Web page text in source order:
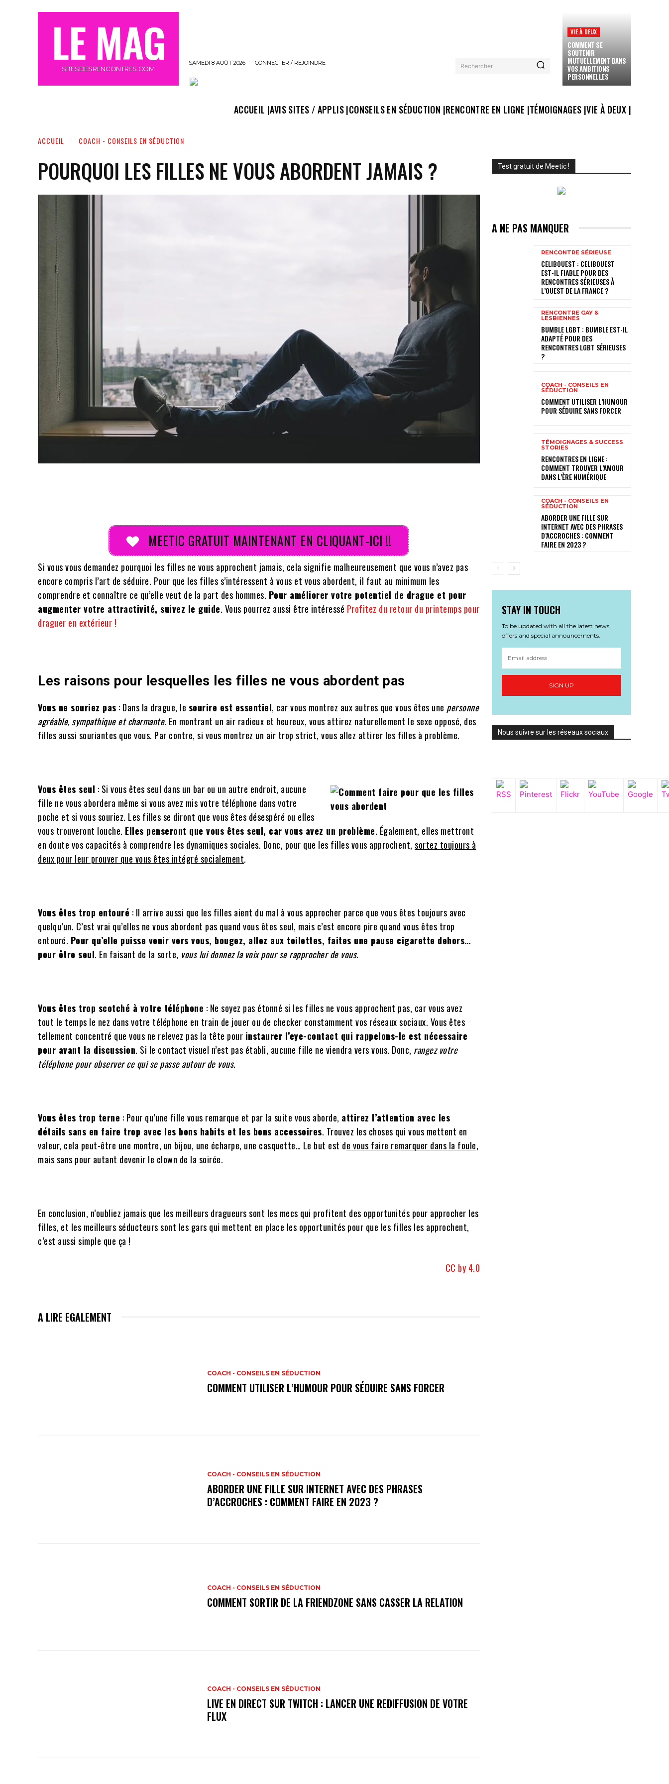
LE MAG
SITESDESRENCONTRES.COM
SAMEDI 8 AOÛT 2026 CONNECTER / REJOINDRE Rechercher
VIE À DEUX
COMMENT SE
SOUTENIR
MUTUELLEMENT DANS
VOS AMBITIONS
PERSONNELLES
ACCUEIL |AVIS SITES / APPLIS |CONSEILS EN SÉDUCTION |RENCONTRE EN LIGNE |TÉMOIGNAGES |VIE À DEUX |
ACCUEIL COACH - CONSEILS EN SÉDUCTION
POURQUOI LES FILLES NE VOUS ABORDENT JAMAIS ?
MEETIC GRATUIT MAINTENANT EN CLIQUANT-ICI !!
Si vous vous demandez pourquoi les filles ne vous approchent jamais, cela signifie malheureusement que vous n’avez pas
encore compris l’art de séduire. Pour que les filles s’intéressent à vous et vous abordent, il faut au minimum les
comprendre et connaître ce qu’elle veut de la part des hommes. Pour améliorer votre potentiel de drague et pour
augmenter votre attractivité, suivez le guide. Vous pourrez aussi être intéressé Profitez du retour du printemps pour
draguer en extérieur !
Les raisons pour lesquelles les filles ne vous abordent pas
Vous ne souriez pas : Dans la drague, le sourire est essentiel, car vous montrez aux autres que vous êtes une personne
agréable, sympathique et charmante. En montrant un air radieux et heureux, vous attirez naturellement le sexe opposé, des
filles aussi souriantes que vous. Par contre, si vous montrez un air trop strict, vous allez attirer les filles à problème.
Vous êtes seul : Si vous êtes seul dans un bar ou un autre endroit, aucune
fille ne vous abordera même si vous avez mis votre téléphone dans votre
poche et si vous souriez. Les filles se diront que vous êtes désespéré ou elles
vous trouveront louche. Elles penseront que vous êtes seul, car vous avez un problème. Également, elles mettront
en doute vos capacités à comprendre les dynamiques sociales. Donc, pour que les filles vous approchent, sortez toujours à
deux pour leur prouver que vous êtes intégré socialement.
Vous êtes trop entouré : Il arrive aussi que les filles aient du mal à vous approcher parce que vous êtes toujours avec
quelqu’un. C’est vrai qu’elles ne vous abordent pas quand vous êtes seul, mais c’est encore pire quand vous êtes trop
entouré. Pour qu’elle puisse venir vers vous, bougez, allez aux toilettes, faites une pause cigarette dehors…
pour être seul. En faisant de la sorte, vous lui donnez la voix pour se rapprocher de vous.
Vous êtes trop scotché à votre téléphone : Ne soyez pas étonné si les filles ne vous approchent pas, car vous avez
tout le temps le nez dans votre téléphone en train de jouer ou de checker constamment vos réseaux sociaux. Vous êtes
tellement concentré que vous ne relevez pas la tête pour instaurer l’eye-contact qui rappelons-le est nécessaire
pour avant la discussion. Si le contact visuel n’est pas établi, aucune fille ne viendra vers vous. Donc, rangez votre
téléphone pour observer ce qui se passe autour de vous.
Vous êtes trop terne : Pour qu’une fille vous remarque et par la suite vous aborde, attirez l’attention avec les
détails sans en faire trop avec les bons habits et les bons accessoires. Trouvez les choses qui vous mettent en
valeur, cela peut-être une montre, un bijou, une écharpe, une casquette… Le but est de vous faire remarquer dans la foule,
mais sans pour autant devenir le clown de la soirée.
En conclusion, n’oubliez jamais que les meilleurs dragueurs sont les mecs qui profitent des opportunités pour approcher les
filles, et les meilleurs séducteurs sont les gars qui mettent en place les opportunités pour que les filles les approchent,
c’est aussi simple que ça !
CC by 4.0
A LIRE EGALEMENT
COACH - CONSEILS EN SÉDUCTION
COMMENT UTILISER L’HUMOUR POUR SÉDUIRE SANS FORCER
COACH - CONSEILS EN SÉDUCTION
ABORDER UNE FILLE SUR INTERNET AVEC DES PHRASES
D’ACCROCHES : COMMENT FAIRE EN 2023 ?
COACH - CONSEILS EN SÉDUCTION
COMMENT SORTIR DE LA FRIENDZONE SANS CASSER LA RELATION
COACH - CONSEILS EN SÉDUCTION
LIVE EN DIRECT SUR TWITCH : LANCER UNE REDIFFUSION DE VOTRE
FLUX
Test gratuit de Meetic !
A NE PAS MANQUER
RENCONTRE SÉRIEUSE
CELIBOUEST : CELIBOUEST
EST-IL FIABLE POUR DES
RENCONTRES SÉRIEUSES À
L’OUEST DE LA FRANCE ?
RENCONTRE GAY &
LESBIENNES
BUMBLE LGBT : BUMBLE EST-IL
ADAPTÉ POUR DES
RENCONTRES LGBT SÉRIEUSES
?
COACH - CONSEILS EN
SÉDUCTION
COMMENT UTILISER L’HUMOUR
POUR SÉDUIRE SANS FORCER
TÉMOIGNAGES & SUCCESS
STORIES
RENCONTRES EN LIGNE :
COMMENT TROUVER L’AMOUR
DANS L’ÈRE NUMÉRIQUE
COACH - CONSEILS EN
SÉDUCTION
ABORDER UNE FILLE SUR
INTERNET AVEC DES PHRASES
D’ACCROCHES : COMMENT
FAIRE EN 2023 ?
STAY IN TOUCH
To be updated with all the latest news,
offers and special announcements.
SIGN UP
Nous suivre sur les réseaux sociaux